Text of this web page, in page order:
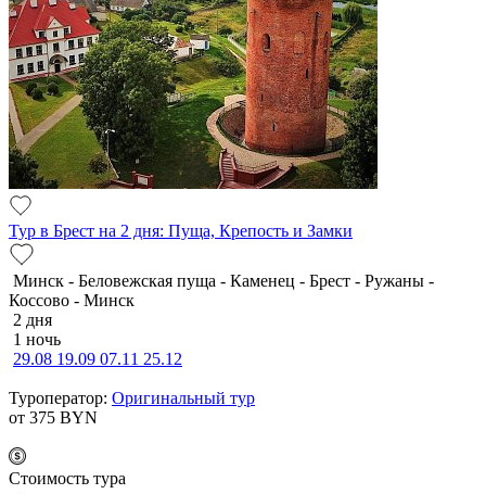
Тур в Брест на 2 дня: Пуща, Крепость и Замки
Минск - Беловежская пуща - Каменец - Брест - Ружаны -
Коссово - Минск
2 дня
1 ночь
29.08 19.09 07.11 25.12
Туроператор: Оригинальный тур
от 375 BYN
Cтоимость тура